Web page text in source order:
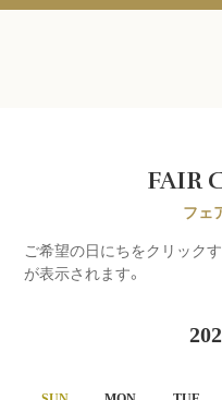
FAIR
フェ
ご希望の日にちをクリック
が表示されます。